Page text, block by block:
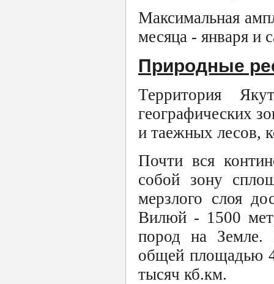
Максимальная
месяца - января и
Природные
Территория
географических
и таежных лесов,
Почти вся
собой зону
мерзлого слоя
Вилюй - 1500
пород на Земле.
общей площадью
тысяч кб.км.